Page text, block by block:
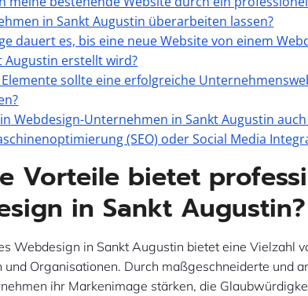
in Sankt Augustin überarbeiten lassen?
dauert es, bis eine neue Website von einem
Augustin erstellt wird?
sollte eine erfolgreiche
Webdesign-Unternehmen in Sankt Augustin
(SEO) oder Social Media
Vorteile bietet
in Sankt Augustin?
Webdesign in Sankt Augustin bietet eine Vielzahl
und Organisationen. Durch maßgeschneiderte und
ihr Markenimage stärken, die